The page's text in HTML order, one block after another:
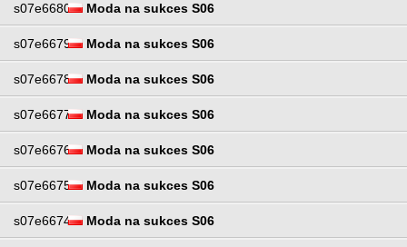
s07e6680 Moda na sukces S06
s07e6679 Moda na sukces S06
s07e6678 Moda na sukces S06
s07e6677 Moda na sukces S06
s07e6676 Moda na sukces S06
s07e6675 Moda na sukces S06
s07e6674 Moda na sukces S06